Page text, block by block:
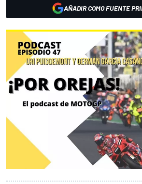
AÑADIR COMO FUENTE